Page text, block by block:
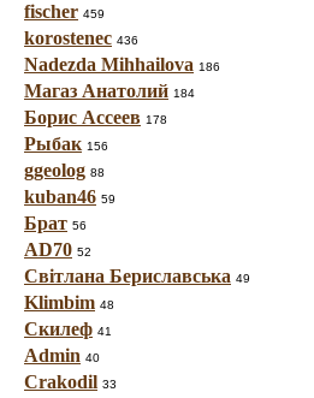
fischer 459
korostenec 436
Nadezda Mihhailova 186
Магаз Анатолий 184
Борис Ассеев 178
Рыбак 156
ggeolog 88
kuban46 59
Брат 56
AD70 52
Світлана Бериславська 49
Klimbim 48
Скилеф 41
Admin 40
Crakodil 33